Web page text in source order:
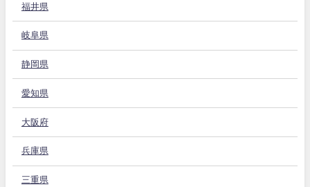
福井県
岐阜県
静岡県
愛知県
大阪府
兵庫県
三重県